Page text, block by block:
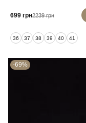
699 грн2239 грн
36 37 38 39 40 41
-69%